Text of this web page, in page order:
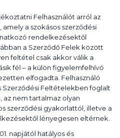
Felhasználót arról az
a szokásos szerződési
rendelkezésektől
a Szerződő Felek között
feltétel csak akkor válik a
fél – a külön figyelemfelhívó
elfogadta. Felhasználó
Szerződési Feltételekben foglalt
nem tartalmaz olyan
szerződési gyakorlattól, illetve a
lényegesen eltérnek.
napjától hatályos és